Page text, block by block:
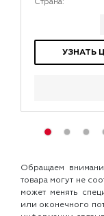
Страна:
УЗНАТЬ
Обращаем
товара могут не
может менять
или оконечного